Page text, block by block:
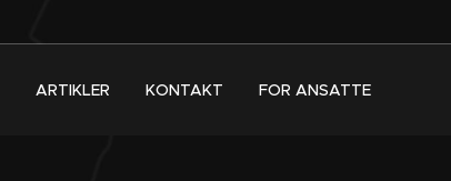
ARTIKLER KONTAKT FOR ANSATTE